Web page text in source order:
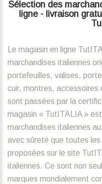
Sélection des
ligne - livraison
Le magasin en ligne
marchandises italiennes
portefeuilles, valises,
cuir, montres, accessoires
sont passées par la
magasin « TutITALIA »
marchandises italiennes
avec sûreté que toutes
proposées sur le site
italiennes. Ce sont non
marques mondialement